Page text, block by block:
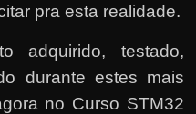
pra esta realidade.
adquirido, testado,
durante estes mais
no Curso STM32